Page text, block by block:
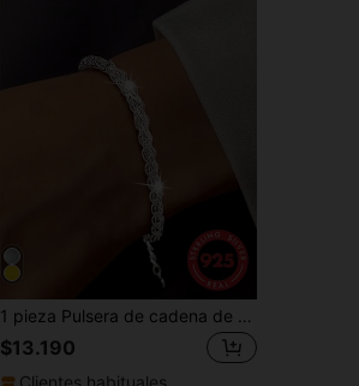
1 pieza Pulsera de cadena de cola de fénix de plata de ley 925, minimalista y de moda, adecuada para uso diario de mujeres, regalo del Día de San Valentín
$13.190
Clientes habituales